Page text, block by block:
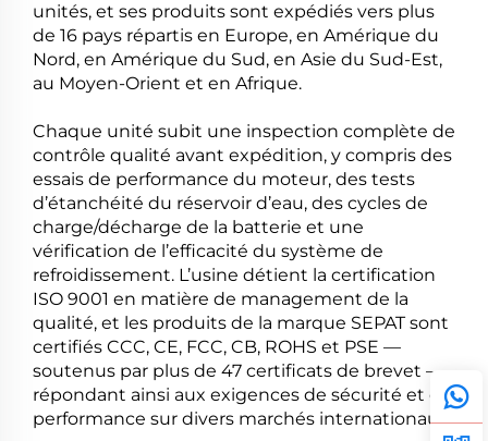
unités, et ses produits sont expédiés vers plus
de 16 pays répartis en Europe, en Amérique du
Nord, en Amérique du Sud, en Asie du Sud-Est,
au Moyen-Orient et en Afrique.
Chaque unité subit une inspection complète de
contrôle qualité avant expédition, y compris des
essais de performance du moteur, des tests
d’étanchéité du réservoir d’eau, des cycles de
charge/décharge de la batterie et une
vérification de l’efficacité du système de
refroidissement. L’usine détient la certification
ISO 9001 en matière de management de la
qualité, et les produits de la marque SEPAT sont
certifiés CCC, CE, FCC, CB, ROHS et PSE —
soutenus par plus de 47 certificats de brevet —
répondant ainsi aux exigences de sécurité et de
performance sur divers marchés internationaux.